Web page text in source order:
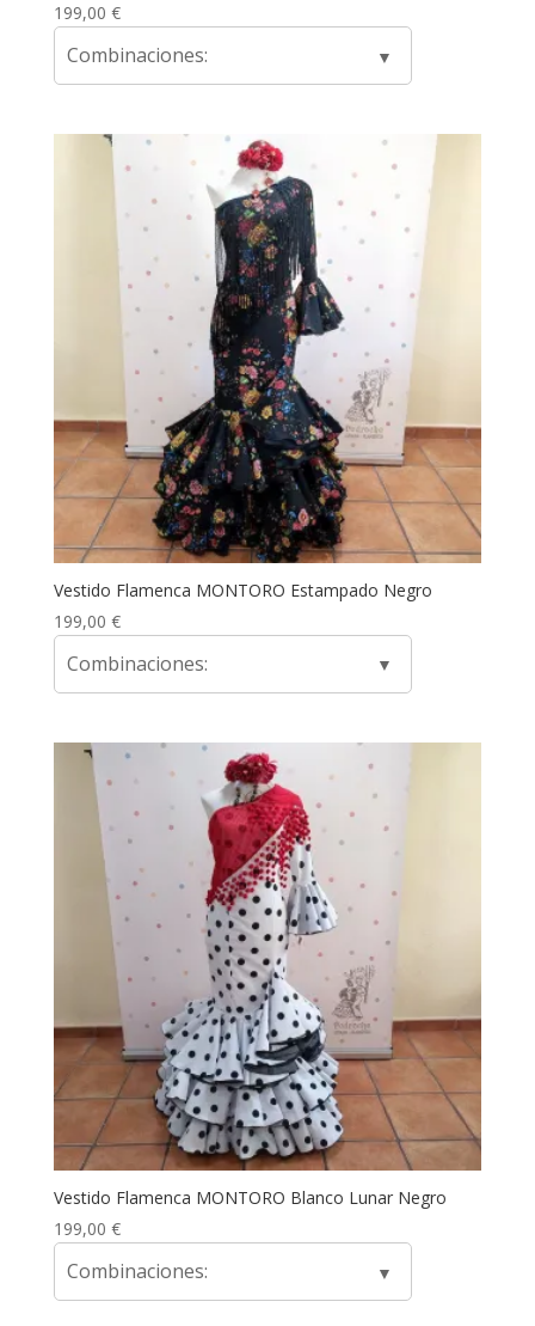
199,00 €
Combinaciones:
Vestido Flamenca MONTORO Estampado Negro
199,00 €
Combinaciones:
Vestido Flamenca MONTORO Blanco Lunar Negro
199,00 €
Combinaciones: